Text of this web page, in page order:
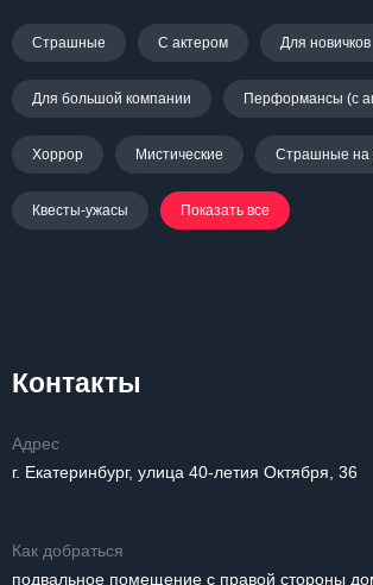
Страшные С актером Для новичков
Для большой компании Перформансы (с
Хоррор Мистические Страшные на
Квесты-ужасы Показать все
Контакты
Адрес
г. Екатеринбург, улица 40-летия Октября, 36
Как добраться
подвальное помещение с правой стороны